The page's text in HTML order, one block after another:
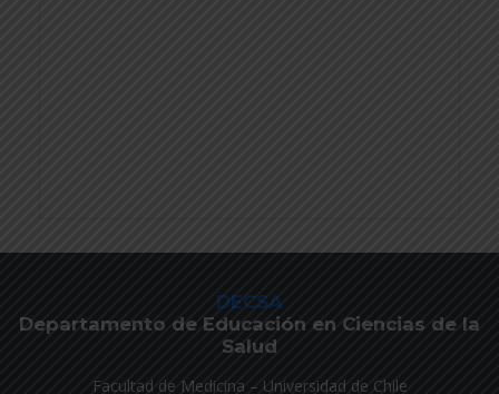
DECSA
Departamento de Educación en Ciencias de la
Salud
Facultad de Medicina – Universidad de Chile